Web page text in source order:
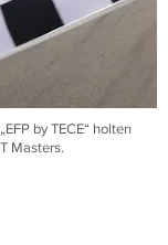
by TECE“ holten
Masters.